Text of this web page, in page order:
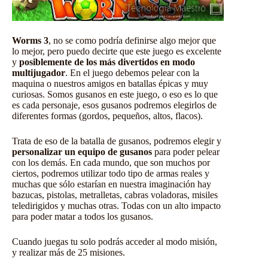
Worms 3, no se como podría definirse algo mejor que
lo mejor, pero puedo decirte que este juego es excelente
y posiblemente de los más divertidos en modo
multijugador. En el juego debemos pelear con la
maquina o nuestros amigos en batallas épicas y muy
curiosas. Somos gusanos en este juego, o eso es lo que
es cada personaje, esos gusanos podremos elegirlos de
diferentes formas (gordos, pequeños, altos, flacos).
Trata de eso de la batalla de gusanos, podremos elegir y
personalizar un equipo de gusanos para poder pelear
con los demás. En cada mundo, que son muchos por
ciertos, podremos utilizar todo tipo de armas reales y
muchas que sólo estarían en nuestra imaginación hay
bazucas, pistolas, metralletas, cabras voladoras, misiles
teledirigidos y muchas otras. Todas con un alto impacto
para poder matar a todos los gusanos.
Cuando juegas tu solo podrás acceder al modo misión,
y realizar más de 25 misiones.